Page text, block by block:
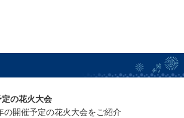
の花火大会
の開催予定の花火大会をご紹介